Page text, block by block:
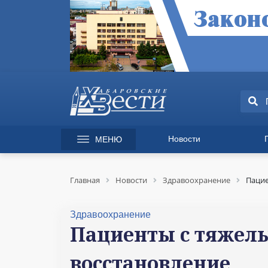
МЕНЮ Новости
Происшествия
Политика
Главная Новости Здравоохранение
Здравоохранение
Пациенты с